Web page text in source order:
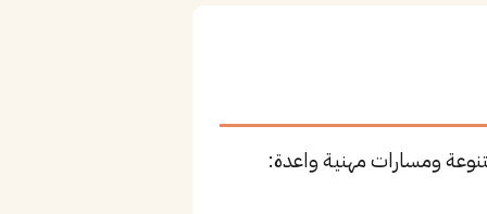
ومسارات مهنية واعدة: